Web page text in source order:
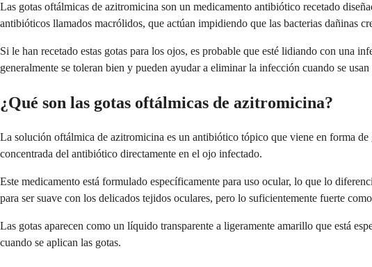
Las gotas oftálmicas de azitromicina son un medicamento antibiótico recetado
antibióticos llamados macrólidos, que actúan impidiendo que las bacterias dañinas
Si le han recetado estas gotas para los ojos, es probable que esté lidiando con una
generalmente se toleran bien y pueden ayudar a eliminar la infección cuando se usan
¿Qué son las gotas oftálmicas de azitromicina?
La solución oftálmica de azitromicina es un antibiótico tópico que viene en forma
concentrada del antibiótico directamente en el ojo infectado.
Este medicamento está formulado específicamente para uso ocular, lo que lo
para ser suave con los delicados tejidos oculares, pero lo suficientemente fuerte
Las gotas aparecen como un líquido transparente a ligeramente amarillo que está
cuando se aplican las gotas.